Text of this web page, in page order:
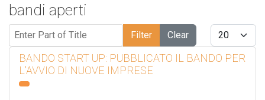
bandi aperti
Enter Part of Title Filter Clear Display #
BANDO START UP: PUBBLICATO IL BANDO PER
L'AVVIO DI NUOVE IMPRESE